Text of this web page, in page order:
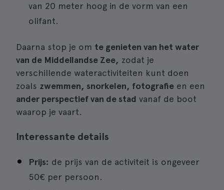
van 20 meter hoog in de vorm van een
olifant.
Daarna stop je om te genieten van het water
van de Middellandse Zee, zodat je
verschillende wateractiviteiten kunt doen
zoals zwemmen, snorkelen, fotografie en een
ander perspectief van de stad vanaf de boot
waarop je vaart.
Interessante details
Prijs: de prijs van de activiteit is ongeveer
50€ per persoon.